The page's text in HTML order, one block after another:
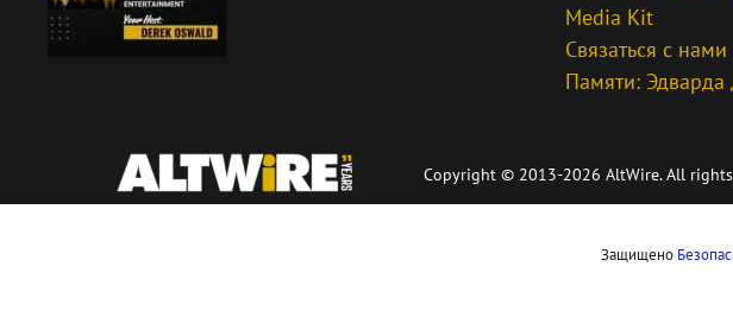
Media Kit
Связаться с нами
Памяти:
Copyright © 2013-2026 AltWire. All
Защищено